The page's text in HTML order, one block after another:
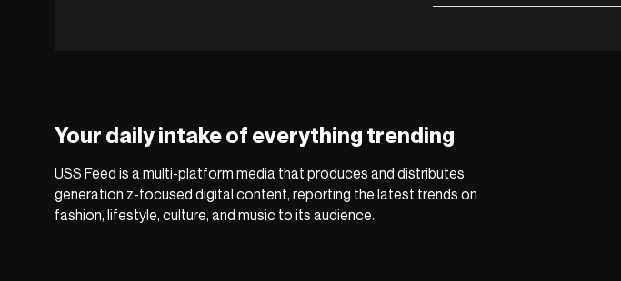
Your daily intake of everything trending
USS Feed is a multi-platform media that produces and distributes
generation z-focused digital content, reporting the latest trends on
fashion, lifestyle, culture, and music to its audience.